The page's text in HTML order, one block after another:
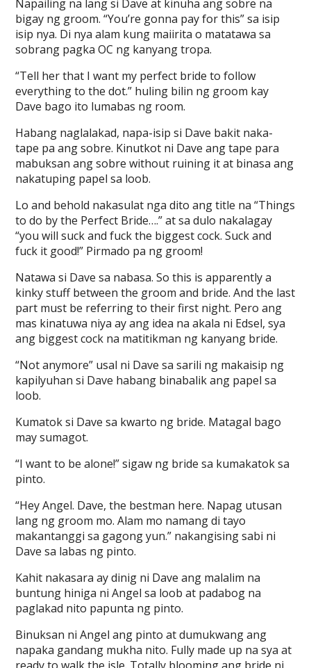
Napailing na lang si Dave at kinuha ang sobre na
bigay ng groom. “You’re gonna pay for this” sa isip
isip nya. Di nya alam kung maiirita o matatawa sa
sobrang pagka OC ng kanyang tropa.
“Tell her that I want my perfect bride to follow
everything to the dot.” huling bilin ng groom kay
Dave bago ito lumabas ng room.
Habang naglalakad, napa-isip si Dave bakit naka-
tape pa ang sobre. Kinutkot ni Dave ang tape para
mabuksan ang sobre without ruining it at binasa ang
nakatuping papel sa loob.
Lo and behold nakasulat nga dito ang title na “Things
to do by the Perfect Bride….” at sa dulo nakalagay
“you will suck and fuck the biggest cock. Suck and
fuck it good!” Pirmado pa ng groom!
Natawa si Dave sa nabasa. So this is apparently a
kinky stuff between the groom and bride. And the last
part must be referring to their first night. Pero ang
mas kinatuwa niya ay ang idea na akala ni Edsel, sya
ang biggest cock na matitikman ng kanyang bride.
“Not anymore” usal ni Dave sa sarili ng makaisip ng
kapilyuhan si Dave habang binabalik ang papel sa
loob.
Kumatok si Dave sa kwarto ng bride. Matagal bago
may sumagot.
“I want to be alone!” sigaw ng bride sa kumakatok sa
pinto.
“Hey Angel. Dave, the bestman here. Napag utusan
lang ng groom mo. Alam mo namang di tayo
makantanggi sa gagong yun.” nakangising sabi ni
Dave sa labas ng pinto.
Kahit nakasara ay dinig ni Dave ang malalim na
buntung hiniga ni Angel sa loob at padabog na
paglakad nito papunta ng pinto.
Binuksan ni Angel ang pinto at dumukwang ang
napaka gandang mukha nito. Fully made up na sya at